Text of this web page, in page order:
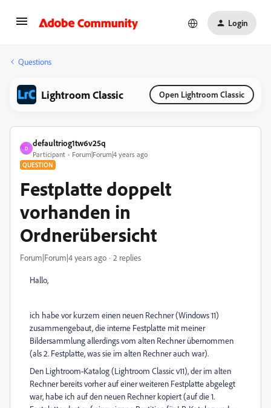
Login
Questions
Lightroom Classic Open Lightroom Classic
D
defaultriog1tw6v25q
Participant Forum|Forum|4 years ago
QUESTION
Festplatte doppelt
vorhanden in
Ordnerübersicht
Forum|Forum|4 years ago 2 replies
Hallo,
ich habe vor kurzem einen neuen Rechner (Windows 11)
zusammengebaut, die interne Festplatte mit meiner
Bildersammlung allerdings vom alten Rechner übernommen
(als 2. Festplatte, was sie im alten Rechner auch war).
Den Lightroom-Katalog (Lightroom Classic v11), der im alten
Rechner bereits vorher auf einer weiteren Festplatte abgelegt
war, habe ich auf den neuen Rechner kopiert (auf die 1.